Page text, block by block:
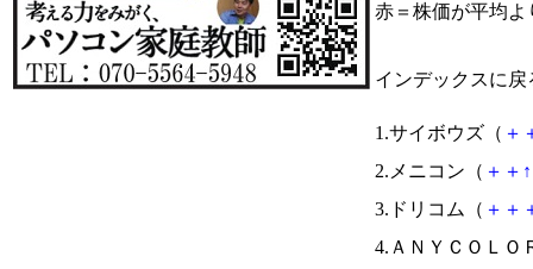
赤＝株価が平均
インデックスに戻
1.サイボウズ（ ＋
2.メニコン（ ＋ ＋ ↑
3.ドリコム（ ＋ ＋
4.ＡＮＹＣＯＬＯ